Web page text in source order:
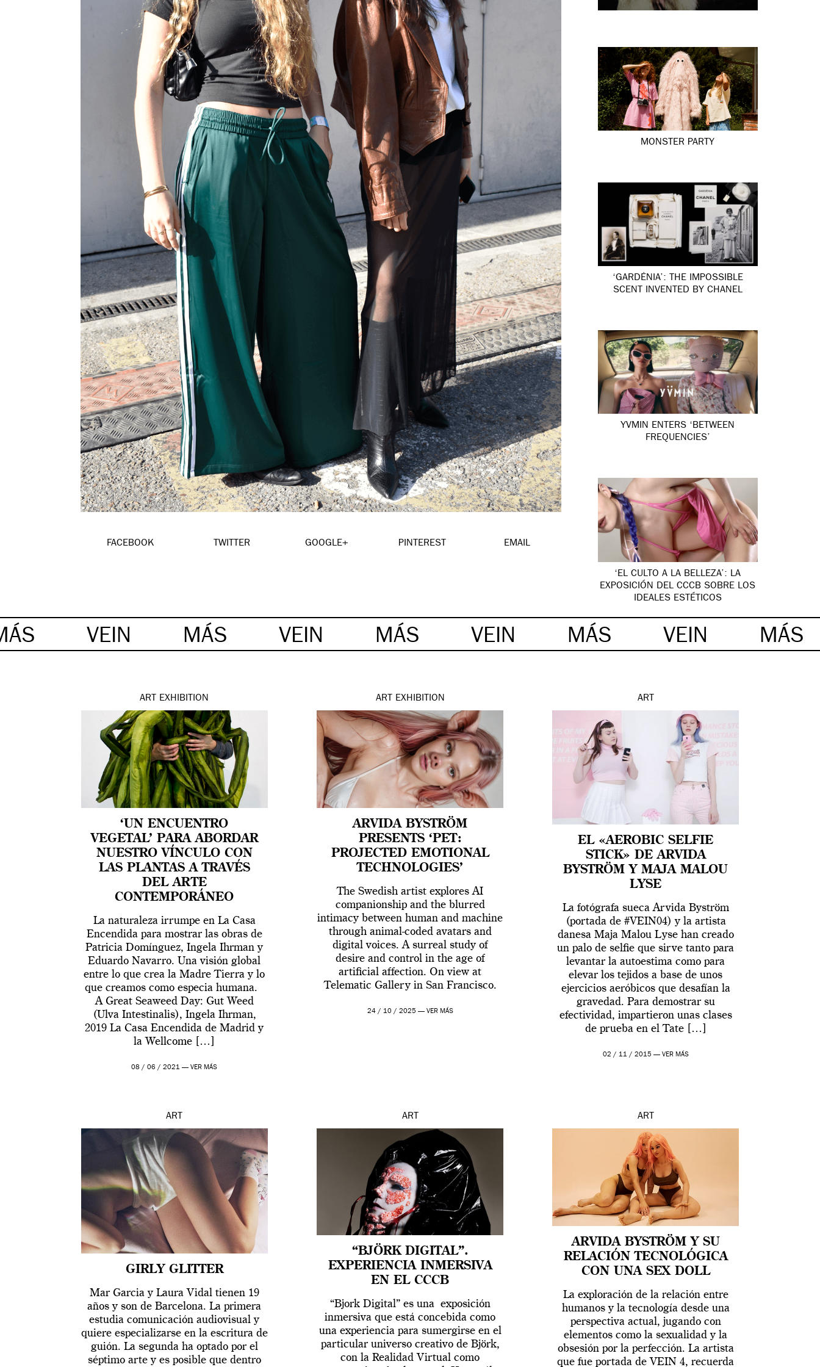
FACEBOOK TWITTER GOOGLE+ PINTEREST EMAIL
MONSTER PARTY
‘GARDÉNIA’: THE IMPOSSIBLE
SCENT INVENTED BY CHANEL
YVMIN ENTERS ‘BETWEEN
FREQUENCIES’
‘EL CULTO A LA BELLEZA’: LA
EXPOSICIÓN DEL CCCB SOBRE LOS
IDEALES ESTÉTICOS
VEIN MÁS VEIN MÁS VEIN MÁS VEIN MÁS
ART EXHIBITION
‘UN ENCUENTRO
VEGETAL’ PARA ABORDAR
NUESTRO VÍNCULO CON
LAS PLANTAS A TRAVÉS
DEL ARTE
CONTEMPORÁNEO
La naturaleza irrumpe en La Casa
Encendida para mostrar las obras de
Patricia Domínguez, Ingela Ihrman y
Eduardo Navarro. Una visión global
entre lo que crea la Madre Tierra y lo
que creamos como especia humana.
A Great Seaweed Day: Gut Weed
(Ulva Intestinalis), Ingela Ihrman,
2019 La Casa Encendida de Madrid y
la Wellcome […]
08 / 06 / 2021 —VER MÁS
ART EXHIBITION
ARVIDA BYSTRÖM
PRESENTS ‘PET:
PROJECTED EMOTIONAL
TECHNOLOGIES’
The Swedish artist explores AI
companionship and the blurred
intimacy between human and machine
through animal-coded avatars and
digital voices. A surreal study of
desire and control in the age of
artificial affection. On view at
Telematic Gallery in San Francisco.
24 / 10 / 2025 — VER MÁS
ART
EL «AEROBIC SELFIE
STICK» DE ARVIDA
BYSTRÖM Y MAJA MALOU
LYSE
La fotógrafa sueca Arvida Byström
(portada de #VEIN04) y la artista
danesa Maja Malou Lyse han creado
un palo de selfie que sirve tanto para
levantar la autoestima como para
elevar los tejidos a base de unos
ejercicios aeróbicos que desafían la
gravedad. Para demostrar su
efectividad, impartieron unas clases
de prueba en el Tate […]
02 / 11 / 2015 — VER MÁS
ART
GIRLY GLITTER
Mar Garcia y Laura Vidal tienen 19
años y son de Barcelona. La primera
estudia comunicación audiovisual y
quiere especializarse en la escritura de
guión. La segunda ha optado por el
séptimo arte y es posible que dentro
ART
“BJÖRK DIGITAL”.
EXPERIENCIA INMERSIVA
EN EL CCCB
“Bjork Digital” es una exposición
inmersiva que está concebida como
una experiencia para sumergirse en el
particular universo creativo de Björk,
con la Realidad Virtual como
ART
ARVIDA BYSTRÖM Y SU
RELACIÓN TECNOLÓGICA
CON UNA SEX DOLL
La exploración de la relación entre
humanos y la tecnología desde una
perspectiva actual, jugando con
elementos como la sexualidad y la
obsesión por la perfección. La artista
que fue portada de VEIN 4, recuerda